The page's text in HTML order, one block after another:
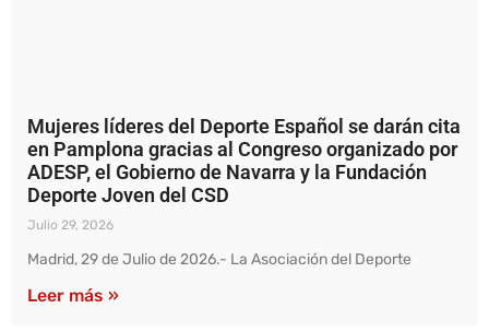
Mujeres líderes del Deporte Español se darán cita
en Pamplona gracias al Congreso organizado por
ADESP, el Gobierno de Navarra y la Fundación
Deporte Joven del CSD
Julio 29, 2026
Madrid, 29 de Julio de 2026.- La Asociación del Deporte
Leer más »